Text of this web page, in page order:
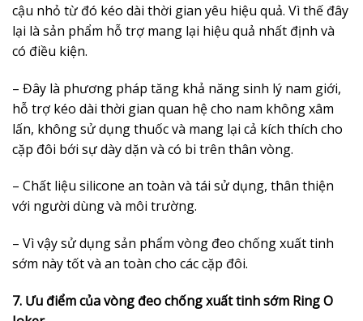
cậu nhỏ từ đó kéo dài thời gian yêu hiệu quả. Vì thế đây
lại là sản phẩm hỗ trợ mang lại hiệu quả nhất định và
có điều kiện.
– Đây là phương pháp tăng khả năng sinh lý nam giới,
hỗ trợ kéo dài thời gian quan hệ cho nam không xâm
lấn, không sử dụng thuốc và mang lại cả kích thích cho
cặp đôi bới sự dày dặn và có bi trên thân vòng.
– Chất liệu silicone an toàn và tái sử dụng, thân thiện
với người dùng và môi trường.
– Vì vậy sử dụng sản phẩm vòng đeo chống xuất tinh
sớm này tốt và an toàn cho các cặp đôi.
7. Ưu điểm của vòng đeo chống xuất tinh sớm Ring O